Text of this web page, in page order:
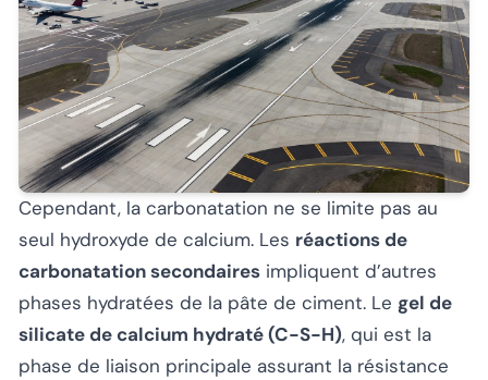
Cependant, la carbonatation ne se limite pas au
seul hydroxyde de calcium. Les réactions de
carbonatation secondaires impliquent d’autres
phases hydratées de la pâte de ciment. Le gel de
silicate de calcium hydraté (C-S-H), qui est la
phase de liaison principale assurant la résistance